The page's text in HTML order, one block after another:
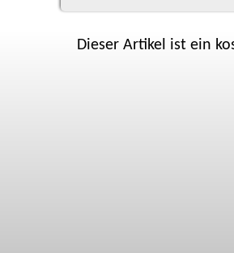
Dieser Artikel ist ein